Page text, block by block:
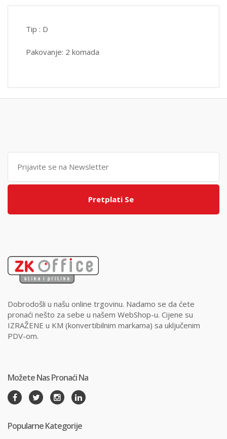
Tip : D
Pakovanje: 2 komada
Pretplati Se
Dobrodošli u našu online trgovinu. Nadamo se da ćete
pronaći nešto za sebe u našem WebShop-u. Cijene su
IZRAŽENE u KM (konvertibilnim markama) sa uključenim
PDV-om.
Možete Nas Pronaći Na
Popularne Kategorije